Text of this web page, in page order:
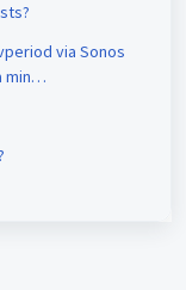
via Sonos